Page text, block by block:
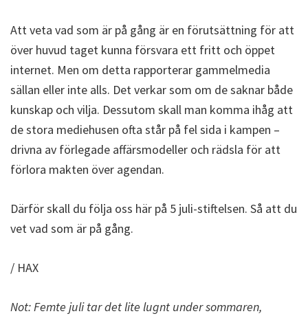
Att veta vad som är på gång är en förutsättning för att
över huvud taget kunna försvara ett fritt och öppet
internet. Men om detta rapporterar gammelmedia
sällan eller inte alls. Det verkar som om de saknar både
kunskap och vilja. Dessutom skall man komma ihåg att
de stora mediehusen ofta står på fel sida i kampen –
drivna av förlegade affärsmodeller och rädsla för att
förlora makten över agendan.
Därför skall du följa oss här på 5 juli-stiftelsen. Så att du
vet vad som är på gång.
/ HAX
Not: Femte juli tar det lite lugnt under sommaren,